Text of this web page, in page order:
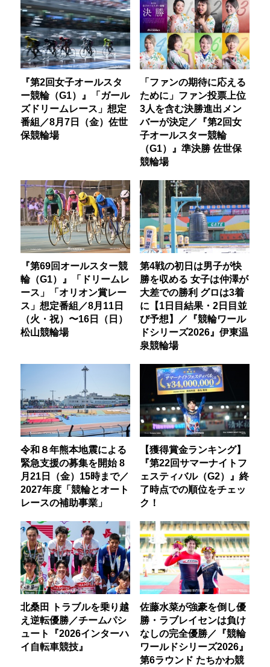
『第2回女子オールスタ
ー競輪（G1）』「ガール
ズドリームレース」想定
番組／8月7日（金）佐世
保競輪場
「ファンの期待に応える
ために」ファン投票上位
3人を含む決勝進出メン
バーが決定／『第2回女
子オールスター競輪
（G1）』準決勝 佐世保
競輪場
『第69回オールスター競
輪（G1）』「ドリームレ
ース」「オリオン賞レー
ス」想定番組／8月11日
（火・祝）〜16日（日）
松山競輪場
第4戦の初日は男子が快
勝を収める 女子は仲澤が
大差での勝利 グロは3着
に【1日目結果・2日目並
び予想】／『競輪ワール
ドシリーズ2026』伊東温
泉競輪場
令和８年熊本地震による
緊急支援の募集を開始 8
月21日（金）15時まで／
2027年度「競輪とオート
レースの補助事業」
【獲得賞金ランキング】
『第22回サマーナイトフ
ェスティバル（G2）』終
了時点での順位をチェッ
ク！
北桑田 トラブルを乗り越
え逆転優勝／チームパシ
ュート『2026インターハ
イ自転車競技』
佐藤水菜が強豪を倒し優
勝・ラブレイセンは負け
なしの完全優勝／『競輪
ワールドシリーズ2026』
第6ラウンド たちかわ競